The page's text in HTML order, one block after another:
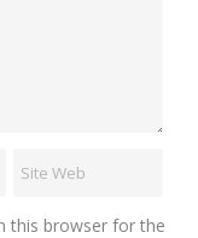
this browser for the